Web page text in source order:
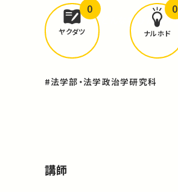
どんな学びがあり
ヤクダツ
0
ナルホド
0
#法学部・法学政治学研究科
講師